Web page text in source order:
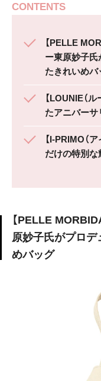
CONTENTS
【PELLE
ー東原妙子氏
たきれいめバ
【LOUNIE（
たアニバーサ
【I-PRIMO（
だけの特別
【PELLE
原妙子氏がプロデ
めバッグ